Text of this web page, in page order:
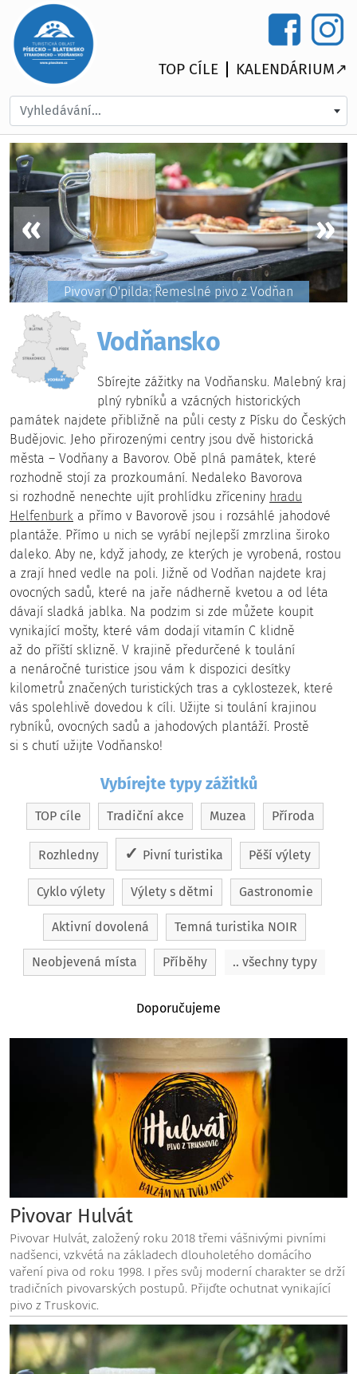
Vyhledávání...
TOP CÍLE KALENDÁRIUM↗
Pivovar O'pilda: Řemeslné pivo z Vodňan
Pivovar Hulvát: Kvalitní pivo z tradice a vášně pro
vaření
Vodňansko
Sbírejte zážitky na Vodňansku. Malebný kraj
plný rybníků a vzácných historických
památek najdete přibližně na půli cesty z Písku do Českých
Budějovic. Jeho přirozenými centry jsou dvě historická
města – Vodňany a Bavorov. Obě plná památek, které
rozhodně stojí za prozkoumání. Nedaleko Bavorova
si rozhodně nenechte ujít prohlídku zříceniny hradu
Helfenburk a přímo v Bavorově jsou i rozsáhlé jahodové
plantáže. Přímo u nich se vyrábí nejlepší zmrzlina široko
daleko. Aby ne, když jahody, ze kterých je vyrobená, rostou
a zrají hned vedle na poli. Jižně od Vodňan najdete kraj
ovocných sadů, které na jaře nádherně kvetou a od léta
dávají sladká jablka. Na podzim si zde můžete koupit
vynikající mošty, které vám dodají vitamín C klidně
až do příští sklizně. V krajině předurčené k toulání
a nenáročné turistice jsou vám k dispozici desítky
kilometrů značených turistických tras a cyklostezek, které
vás spolehlivě dovedou k cíli. Užijte si toulání krajinou
rybníků, ovocných sadů a jahodových plantáží. Prostě
si s chutí užijte Vodňansko!
Vybírejte typy zážitků
TOP cíle Tradiční akce Muzea Příroda
Rozhledny Pivní turistika Pěší výlety
Cyklo výlety Výlety s dětmi Gastronomie
Aktivní dovolená Temná turistika NOIR
Neobjevená místa Příběhy .. všechny typy
Doporučujeme
Pivovar Hulvát
Pivovar Hulvát, založený roku 2018 třemi vášnivými pivními
nadšenci, vzkvétá na základech dlouholetého domácího
vaření piva od roku 1998. I přes svůj moderní charakter se drží
tradičních pivovarských postupů. Přijďte ochutnat vynikající
pivo z Truskovic.